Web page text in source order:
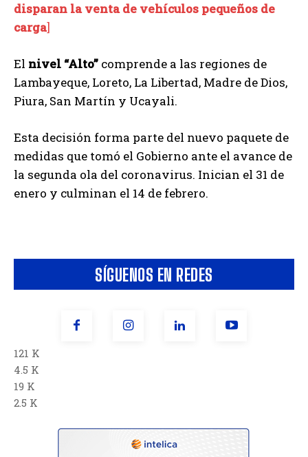
SÍGUENOS EN REDES
121 K
4.5 K
19 K
2.5 K
disparan la venta de vehículos pequeños de
carga]
El nivel “Alto” comprende a las regiones de
Lambayeque, Loreto, La Libertad, Madre de Dios,
Piura, San Martín y Ucayali.
Esta decisión forma parte del nuevo paquete de
medidas que tomó el Gobierno ante el avance de
la segunda ola del coronavirus. Inician el 31 de
enero y culminan el 14 de febrero.